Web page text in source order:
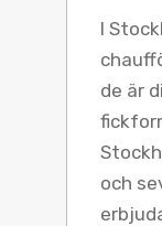
I
de är
och